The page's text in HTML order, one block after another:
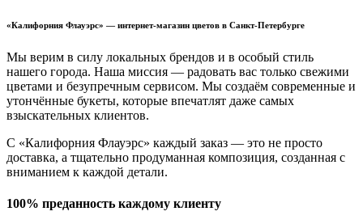
«Калифорния Флауэрс» — интернет-магазин цветов в Санкт-Петербурге
Мы верим в силу локальных брендов и в особый стиль
нашего города. Наша миссия — радовать вас только свежими
цветами и безупречным сервисом. Мы создаём современные и
утончённые букеты, которые впечатлят даже самых
взыскательных клиентов.
С «Калифорния Флауэрс» каждый заказ — это не просто
доставка, а тщательно продуманная композиция, созданная с
вниманием к каждой детали.
100% преданность каждому клиенту